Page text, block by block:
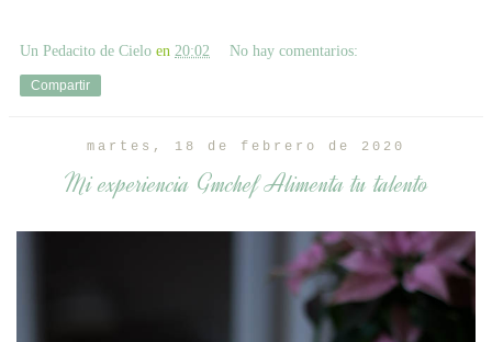
Un Pedacito de Cielo en 20:02 No hay comentarios:
Compartir
martes, 18 de febrero de 2020
Mi experiencia Gmchef Alimenta tu talento